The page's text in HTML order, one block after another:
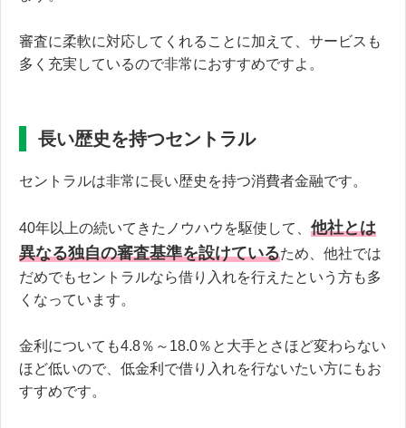
審査に柔軟に対応してくれることに加えて、サービスも
多く充実しているので非常におすすめですよ。
長い歴史を持つセントラル
セントラルは非常に長い歴史を持つ消費者金融です。
40年以上の続いてきたノウハウを駆使して、 他社とは
異なる独自の審査基準を設けているため、他社では
だめでもセントラルなら借り入れを行えたという方も多
くなっています。
金利についても4.8％～18.0％と大手とさほど変わらない
ほど低いので、低金利で借り入れを行ないたい方にもお
すすめです。